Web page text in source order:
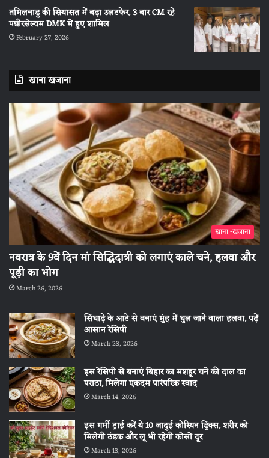
तमिलनाडु की सियासत में बड़ा उलटफेर, 3 बार CM रहे
पन्नीरसेल्वम DMK में हुए शामिल
February 27, 2026
खाना खजाना
खाना -खजाना
नवरात्र के 9वें दिन मां सिद्धिदात्री को लगाएं काले चने, हलवा और
पूड़ी का भोग
March 26, 2026
सिंघाड़े के आटे से बनाएं मुंह में घुल जाने वाला हलवा, पढ़ें
आसान रेसिपी
March 23, 2026
इस रेसिपी से बनाएं बिहार का मशहूर चने की दाल का
पराठा, मिलेगा एकदम पारंपरिक स्वाद
March 14, 2026
इस गर्मी ट्राई करें ये 10 जादुई कोरियन ड्रिंक्स, शरीर को
मिलेगी ठंडक और लू भी रहेगी कोसों दूर
March 13, 2026